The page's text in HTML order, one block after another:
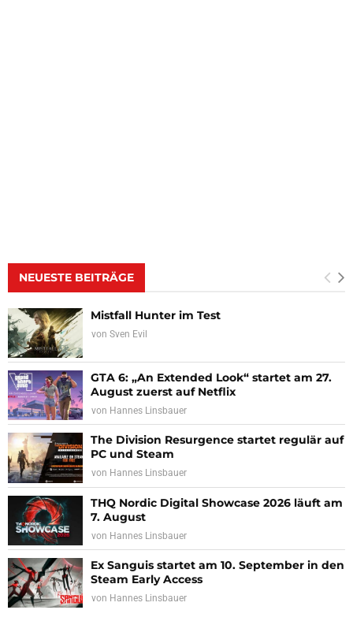
NEUESTE BEITRÄGE
Mistfall Hunter im Test
von Sven Evil
GTA 6: „An Extended Look“ startet am 27.
August zuerst auf Netflix
von Hannes Linsbauer
The Division Resurgence startet regulär auf
PC und Steam
von Hannes Linsbauer
THQ Nordic Digital Showcase 2026 läuft am
7. August
von Hannes Linsbauer
Ex Sanguis startet am 10. September in den
Steam Early Access
von Hannes Linsbauer